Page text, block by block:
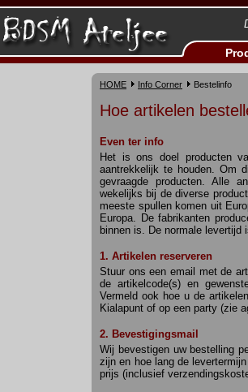
HOME Info Corner Bestelinfo
Hoe artikelen
Even ter info
Het is ons doel producten
aantrekkelijk te houden. Om
gevraagde producten. Alle
wekelijks bij de diverse
meeste spullen komen uit
Europa. De fabrikanten
binnen is. De normale levertijd
1. Artikelen reserveren
Stuur ons een email met de
de artikelcode(s) en
Vermeld ook hoe u de
Kialapunt of op een party (zie
2. Bevestigingsmail
Wij bevestigen uw bestelling
zijn en hoe lang de
prijs (inclusief